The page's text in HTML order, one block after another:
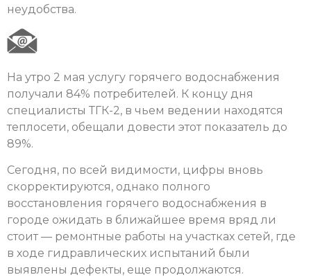
неудобства.
На утро 2 мая услугу горячего водоснабжения
получали 84% потребителей. К концу дня
специалисты ТГК-2, в чьем ведении находятся
теплосети, обещали довести этот показатель до
89%.
Сегодня, по всей видимости, цифры вновь
скорректируются, однако полного
восстановления горячего водоснабжения в
городе ожидать в ближайшее время вряд ли
стоит — ремонтные работы на участках сетей, где
в ходе гидравлических испытаний были
выявлены дефекты, еще продолжаются.